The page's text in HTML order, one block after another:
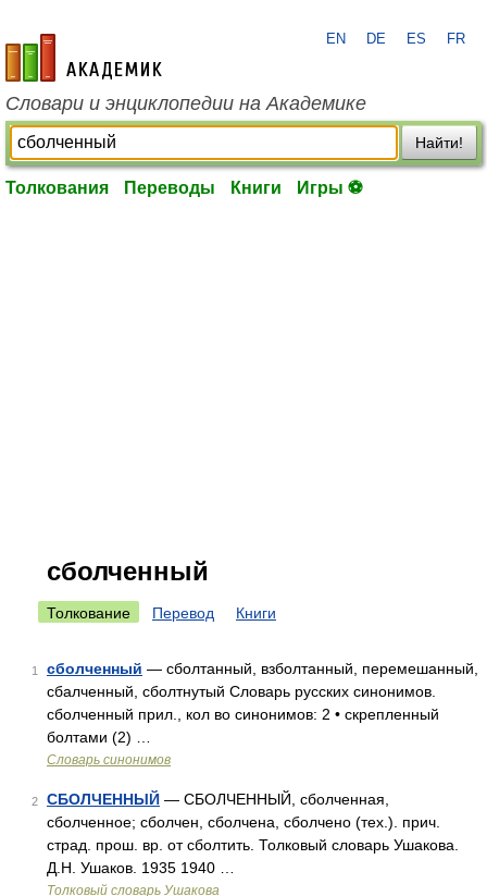
academic.ru
EN DE ES FR
Словари и энциклопедии на Академике
Найти!
Толкования Переводы Книги Игры ⚽
сболченный
Толкование Перевод Книги
1 сболченный — сболтанный, взболтанный, перемешанный,
сбалченный, сболтнутый Словарь русских синонимов.
сболченный прил., кол во синонимов: 2 • скрепленный
болтами (2) …
Словарь синонимов
2 СБОЛЧЕННЫЙ — СБОЛЧЕННЫЙ, сболченная,
сболченное; сболчен, сболчена, сболчено (тех.). прич.
страд. прош. вр. от сболтить. Толковый словарь Ушакова.
Д.Н. Ушаков. 1935 1940 …
Толковый словарь Ушакова